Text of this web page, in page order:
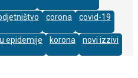
corona covid-19
epidemije korona novi izzivi